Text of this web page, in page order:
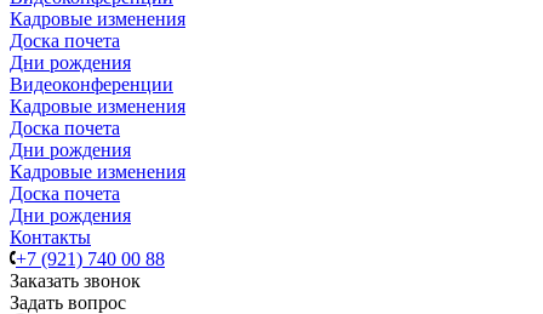
Кадровые изменения
Доска почета
Дни рождения
Видеоконференции
Кадровые изменения
Доска почета
Дни рождения
Кадровые изменения
Доска почета
Дни рождения
Контакты
+7 (921) 740 00 88
Заказать звонок
Задать вопрос